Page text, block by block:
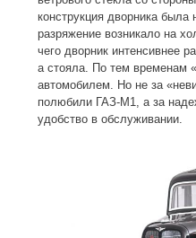
конструкция дворника
разряжение возникало на
чего дворник интенсивнее
а стояла. По тем временам
автомобилем. Но не за
полюбили ГАЗ-М1, а за
удобство в обслуживании.